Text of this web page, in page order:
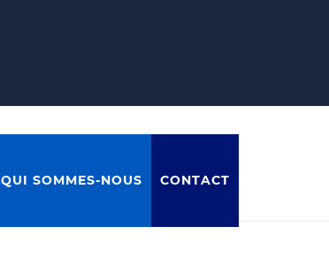
QUI SOMMES-NOUS CONTACT